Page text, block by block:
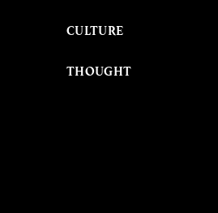
CULTURE
THOUGHT